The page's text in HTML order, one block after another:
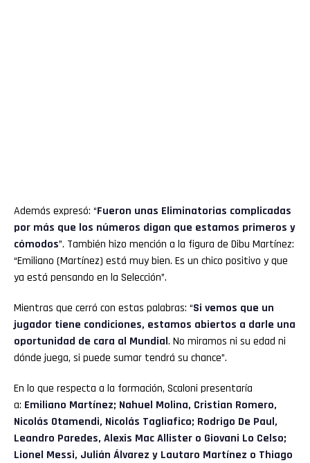
Además expresó: “Fueron unas Eliminatorias complicadas
por más que los números digan que estamos primeros y
cómodos”. También hizo mención a la figura de Dibu Martínez:
“Emiliano (Martínez) está muy bien. Es un chico positivo y que
ya está pensando en la Selección”.
Mientras que cerró con estas palabras: “Si vemos que un
jugador tiene condiciones, estamos abiertos a darle una
oportunidad de cara al Mundial. No miramos ni su edad ni
dónde juega, si puede sumar tendrá su chance”.
En lo que respecta a la formación, Scaloni presentaría
a: Emiliano Martínez; Nahuel Molina, Cristian Romero,
Nicolás Otamendi, Nicolás Tagliafico; Rodrigo De Paul,
Leandro Paredes, Alexis Mac Allister o Giovani Lo Celso;
Lionel Messi, Julián Álvarez y Lautaro Martínez o Thiago